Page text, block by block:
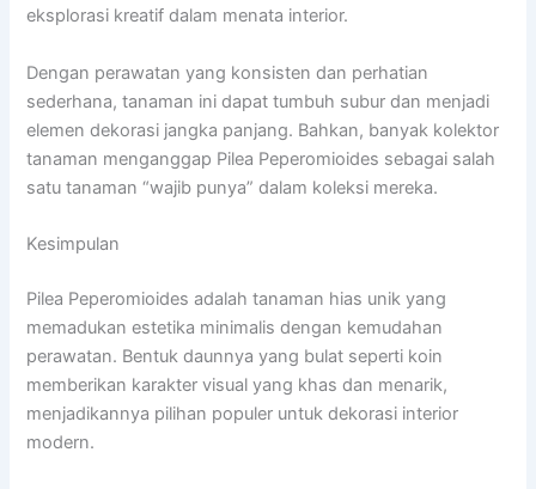
eksplorasi kreatif dalam menata interior.
Dengan perawatan yang konsisten dan perhatian
sederhana, tanaman ini dapat tumbuh subur dan menjadi
elemen dekorasi jangka panjang. Bahkan, banyak kolektor
tanaman menganggap Pilea Peperomioides sebagai salah
satu tanaman “wajib punya” dalam koleksi mereka.
Kesimpulan
Pilea Peperomioides adalah tanaman hias unik yang
memadukan estetika minimalis dengan kemudahan
perawatan. Bentuk daunnya yang bulat seperti koin
memberikan karakter visual yang khas dan menarik,
menjadikannya pilihan populer untuk dekorasi interior
modern.